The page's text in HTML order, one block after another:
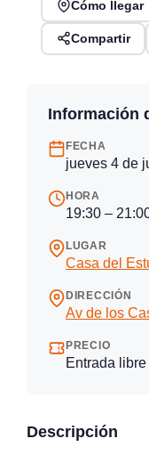
Cómo llegar
Compartir
Información
FECHA
jueves 4 de
HORA
19:30 –
LUGAR
Casa del
DIRECCIÓN
Av de los
PRECIO
Entrada
Descripción